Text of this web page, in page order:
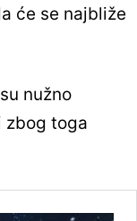
će se najbliže
nužno
zbog toga